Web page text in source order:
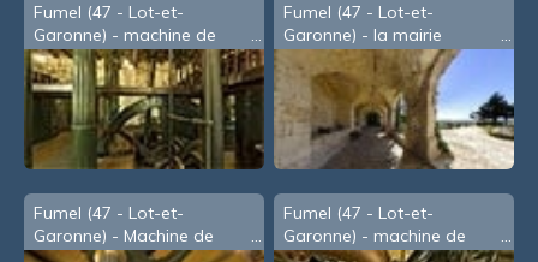
Fumel (47 - Lot-et-
Garonne) - machine de
Watt - 5
Fumel (47 - Lot-et-
Garonne) - la mairie
Fumel (47 - Lot-et-
Garonne) - Machine de
Fumel (47 - Lot-et-
Garonne) - machine de